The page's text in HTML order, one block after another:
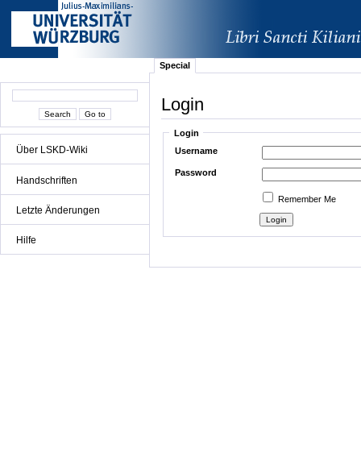
Über LSKD-Wiki
Handschriften
Letzte Änderungen
Hilfe
Special
Login
Login
Username
Password
Remember Me